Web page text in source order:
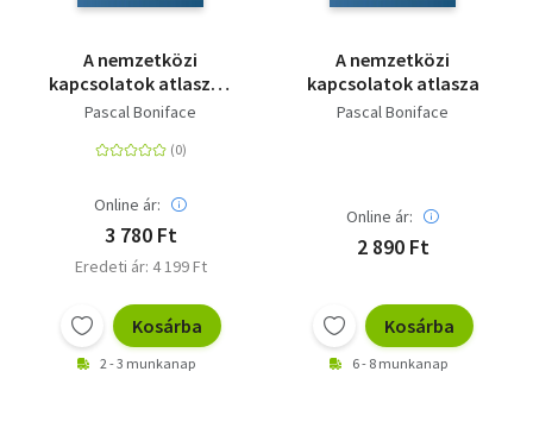
A nemzetközi
kapcsolatok atlasza -
100 térkép, hogy
1945-től napjainkig
Pascal Boniface
Online ár:
3 780 Ft
Eredeti ár: 4 199 Ft
Kosárba
2 - 3 munkanap
A nemzetközi
kapcsolatok atlasza
Pascal Boniface
Online ár:
2 890 Ft
Kosárba
6 - 8 munkanap